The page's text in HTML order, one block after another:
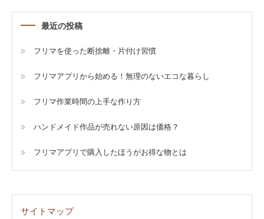
最近の投稿
フリマを使った断捨離・片付け習慣
フリマアプリから始める！無理のないエコな暮らし
フリマ作業時間の上手な作り方
ハンドメイド作品が売れない原因は価格？
フリマアプリで購入したほうがお得な物とは
サイトマップ